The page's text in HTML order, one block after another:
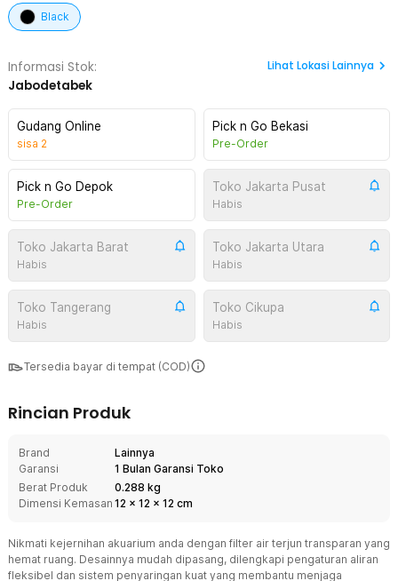
Black
Informasi Stok:
Jabodetabek
Lihat Lokasi Lainnya
Gudang Online
sisa 2
Pick n Go Bekasi
Pre-Order
Pick n Go Depok
Pre-Order
Toko Jakarta Pusat
Habis
Toko Jakarta Barat
Habis
Toko Jakarta Utara
Habis
Toko Tangerang
Habis
Toko Cikupa
Habis
Tersedia bayar di tempat (COD)
Rincian Produk
Brand
Lainnya
Garansi
1 Bulan Garansi Toko
Berat Produk
0.288 kg
Dimensi Kemasan 12 x 12 x 12 cm
Nikmati kejernihan akuarium anda dengan filter air terjun transparan yang
hemat ruang. Desainnya mudah dipasang, dilengkapi pengaturan aliran
fleksibel dan sistem penyaringan kuat yang membantu menjaga